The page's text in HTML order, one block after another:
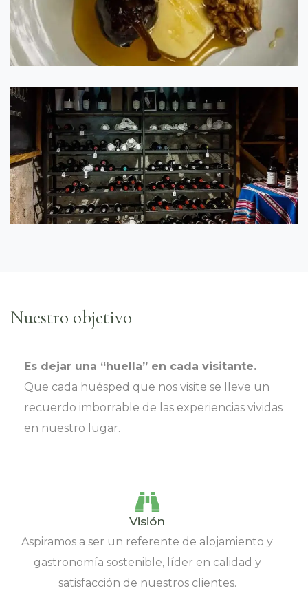
Nuestro objetivo
Es dejar una “huella” en cada visitante.
Que cada huésped que nos visite se lleve un
recuerdo imborrable de las experiencias vividas
en nuestro lugar.
Visión
Aspiramos a ser un referente de alojamiento y
gastronomía sostenible, líder en calidad y
satisfacción de nuestros clientes.